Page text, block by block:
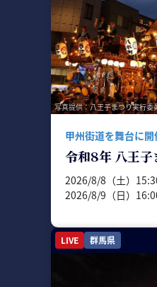
写真提供：八王子まつり実行委
甲州街道を舞台に
令和8年 八王子
2026/8/8（土）
2026/8/9（日）
LIVE 群馬県